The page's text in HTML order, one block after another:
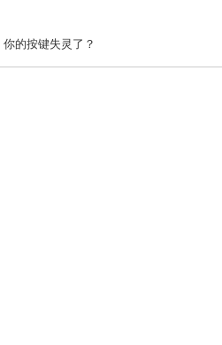
你的按键失灵了？